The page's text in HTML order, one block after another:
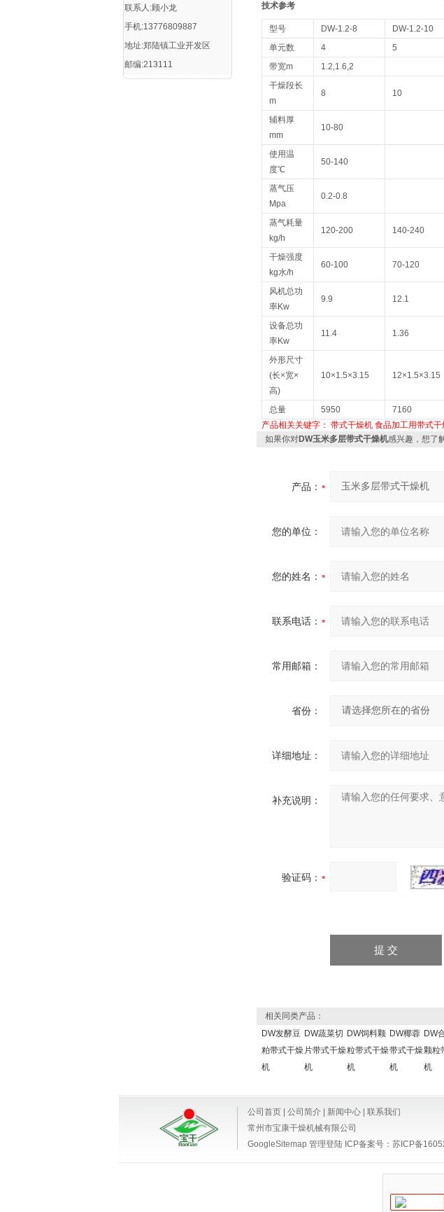
联系人:顾小龙
手机:13776809887
地址:郑陆镇工业开发区
邮编:213111
技术参考
型号 DW-1.2-8 DW-1.2-10
单元数
4 5
带宽m
1.2,1.6,2
干燥段长
m
8 10
辅料厚
mm
10-80
使用温
度℃
50-140
蒸气压
Mpa
0.2-0.8
蒸气耗量
kg/h
120-200 140-240
干燥强度
kg水/h
60-100 70-120
风机总功
率Kw
9.9 12.1
设备总功
率Kw
11.4 1.36
外形尺寸
(长×宽×
高)
10×1.5×3.15 12×1.5×3.15
总量 5950 7160
产品相关关键字： 带式干燥机 食品加工用带式干
如果你对DW玉米多层带式干燥机感兴趣，想了
产品：
您的单位：
您的姓名：
联系电话：
常用邮箱：
省份：
详细地址：
补充说明：
验证码：
相关同类产品：
DW发酵豆
粕带式干燥
机
DW蔬菜切
片带式干燥
机
DW饲料颗
粒带式干燥
机
DW椰蓉
带式干燥
机
DW
颗粒
机
公司首页 公司简介 新闻中心
联系我们
常州市宝康干燥机械有限公司
GoogleSitemap 管理登陆 ICP备案号： 苏ICP备